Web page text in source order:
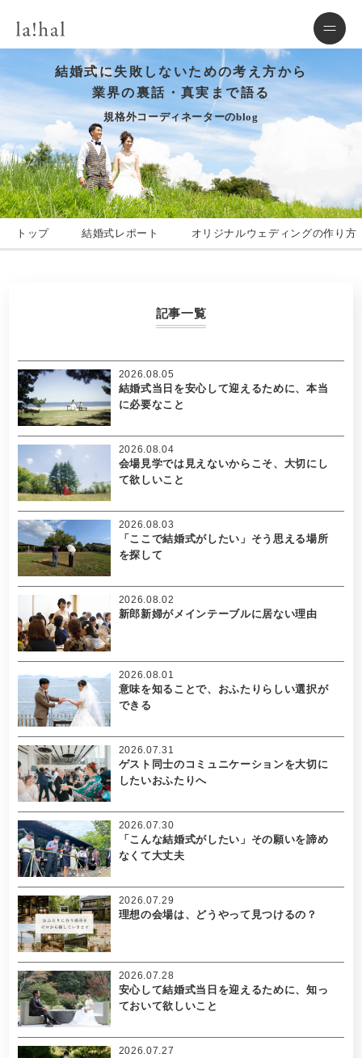
結婚式に失敗しないための考え方から
業界の裏話・真実まで語る
規格外コーディネーターのblog
トップ 結婚式レポート オリジナルウェディングの作り方
記事一覧
結婚式当日を安心して迎えるために、本当
に必要なこと
2026.08.05
会場見学では見えないからこそ、大切にし
て欲しいこと
2026.08.04
「ここで結婚式がしたい」そう思える場所
を探して
2026.08.03
新郎新婦がメインテーブルに居ない理由
2026.08.02
意味を知ることで、おふたりらしい選択が
できる
2026.08.01
ゲスト同士のコミュニケーションを大切に
したいおふたりへ
2026.07.31
「こんな結婚式がしたい」その願いを諦め
なくて大丈夫
2026.07.30
理想の会場は、どうやって見つけるの？
2026.07.29
安心して結婚式当日を迎えるために、知っ
ておいて欲しいこと
2026.07.28
2026.07.27